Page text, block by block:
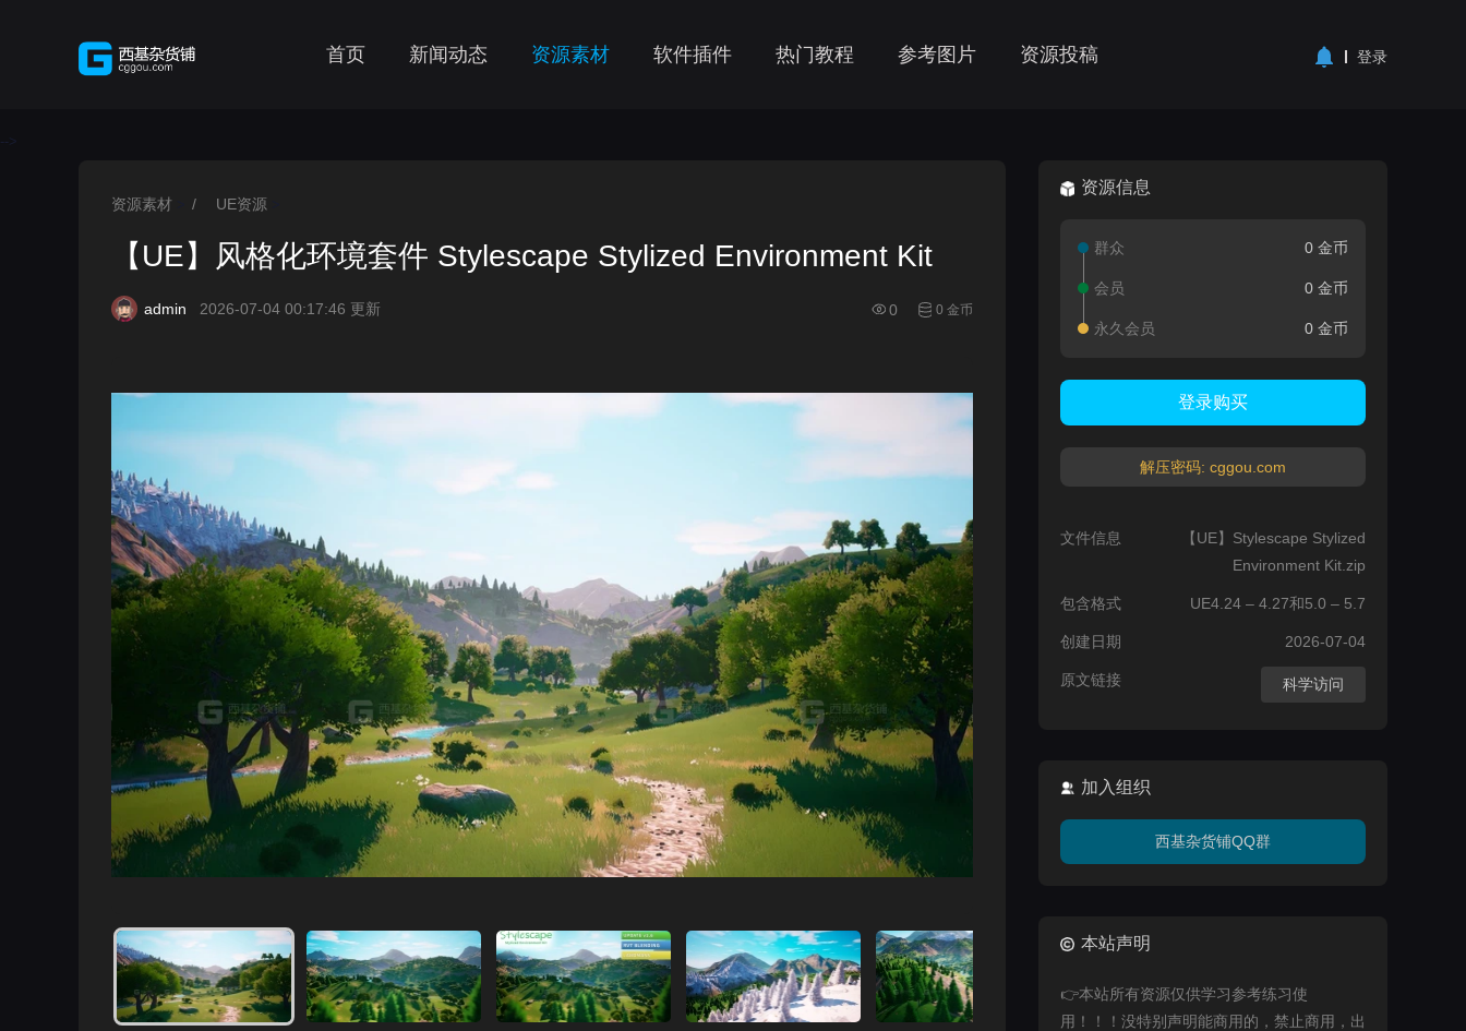
首页 新闻动态 资源素材 软件插件 热门教程 参考图片 资源投稿 登录
-->
资源素材 / UE资源
【UE】风格化环境套件 Stylescape Stylized Environment Kit
admin 2026-07-04 00:17:46 更新 0 0 金币
资源信息
群众 0 金币
会员 0 金币
永久会员 0 金币
登录购买
解压密码: cggou.com
文件信息
【UE】Stylescape Stylized
Environment Kit.zip
包含格式 UE4.24 – 4.27和5.0 – 5.7
创建日期 2026-07-04
原文链接 科学访问
加入组织
西基杂货铺QQ群
本站声明
👉本站所有资源仅供学习参考练习使
用！！！没特别声明能商用的，禁止商用，出